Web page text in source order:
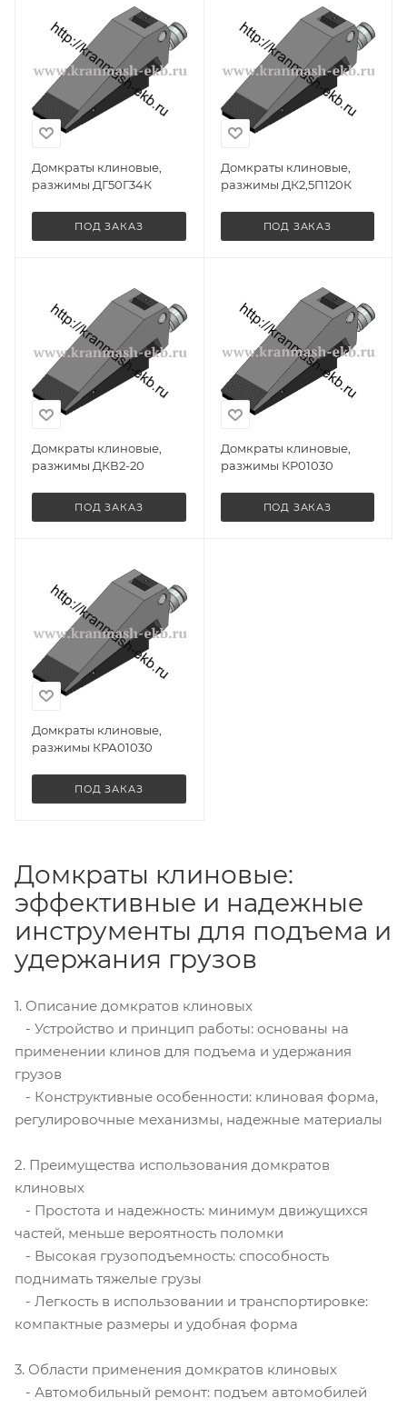
Домкраты клиновые,
разжимы ДГ50Г34К
ПОД ЗАКАЗ
Домкраты клиновые,
разжимы ДК2,5П120К
ПОД ЗАКАЗ
Домкраты клиновые,
разжимы ДКВ2-20
ПОД ЗАКАЗ
Домкраты клиновые,
разжимы КР01030
ПОД ЗАКАЗ
Домкраты клиновые,
разжимы КРА01030
ПОД ЗАКАЗ
Домкраты клиновые:
эффективные и надежные
инструменты для подъема и
удержания грузов
1. Описание домкратов клиновых
- Устройство и принцип работы: основаны на
применении клинов для подъема и удержания
грузов
- Конструктивные особенности: клиновая форма,
регулировочные механизмы, надежные материалы
2. Преимущества использования домкратов
клиновых
- Простота и надежность: минимум движущихся
частей, меньше вероятность поломки
- Высокая грузоподъемность: способность
поднимать тяжелые грузы
- Легкость в использовании и транспортировке:
компактные размеры и удобная форма
3. Области применения домкратов клиновых
- Автомобильный ремонт: подъем автомобилей